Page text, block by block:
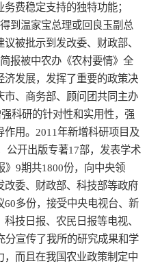
费稳定支持的独特功能；
到温家宝总理或回良玉副总
被批示到发改委、财政部、
报被中农办《农村要情》全
发展，发挥了重要的政策决
、商务部、顾问团共同主办
科研的针对性和实用性，强
用。 2011年新增科研项目及
公开出版专著17部，发表学术
9期共1800份，向中央领
改委、财政部、科技部等政府
60多份，接受中央电视台、新
技日报、农民日报等电视、
分宣传了我所的研究成果和学
而且在我国农业政策制定中